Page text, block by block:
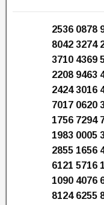
2536 0878
8042 3274
3710 4369
2208 9463
2424 3016
7017 0620
1756 7294
1983 0005
2855 1656
6121 5716
1090 4076
8124 6255